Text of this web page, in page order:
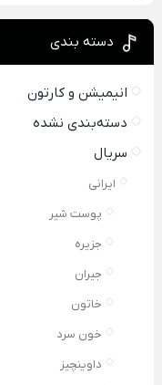
دسته بندی
انیمیشن و کارتون
دسته‌بندی نشده
سریال
ایرانی
پوست شیر
جزیره
جیران
خاتون
خون سرد
داوینچیز